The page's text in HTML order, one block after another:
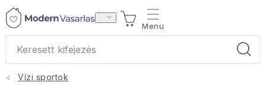
Ugrás
KOSÁR
Ajándékok
Vízi sportok